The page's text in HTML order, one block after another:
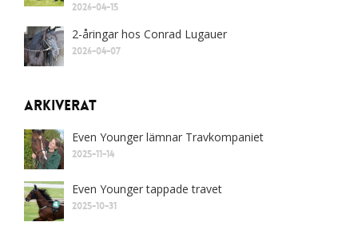
2026-04-15
2-åringar hos Conrad Lugauer
2026-04-07
Arkiverat
Even Younger lämnar Travkompaniet
2025-11-14
Even Younger tappade travet
2025-10-31